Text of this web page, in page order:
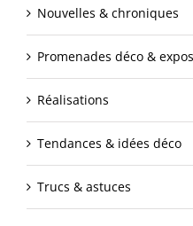
Nouvelles & chroniques
Promenades déco & expos
Réalisations
Tendances & idées déco
Trucs & astuces